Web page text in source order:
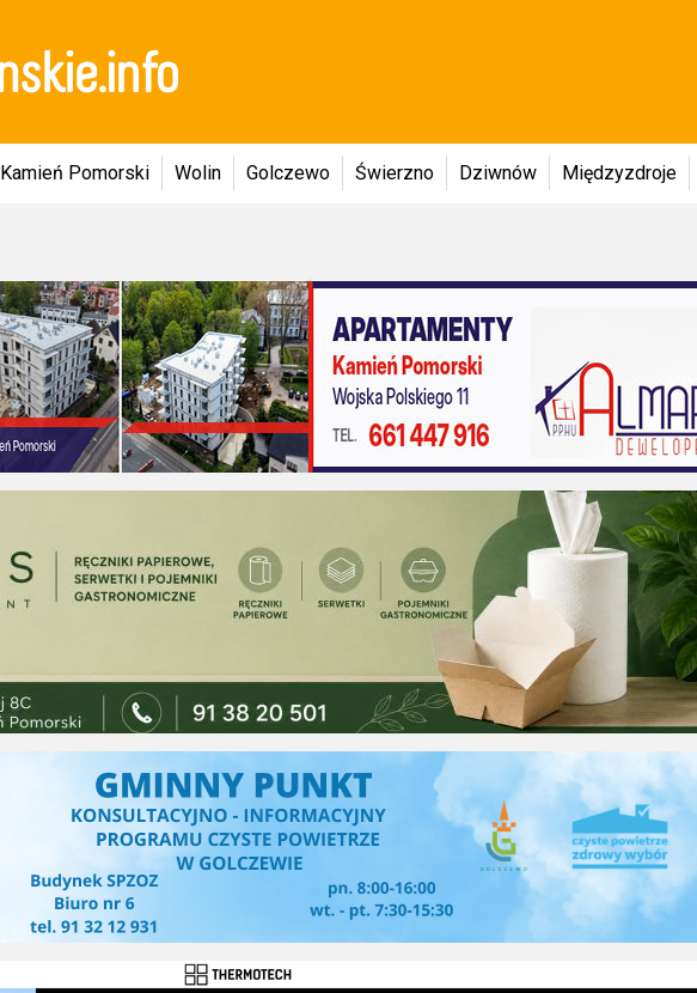
Kamień Pomorski Wolin Golczewo Świerzno Dziwnów Międzyzdroje